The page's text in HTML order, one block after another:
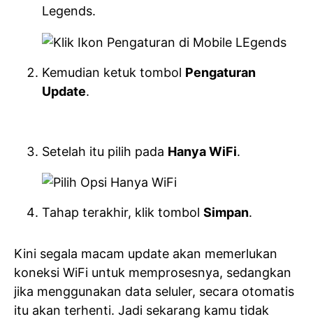
Legends.
Kemudian ketuk tombol Pengaturan
Update.
Setelah itu pilih pada Hanya WiFi.
Tahap terakhir, klik tombol Simpan.
Kini segala macam update akan memerlukan
koneksi WiFi untuk memprosesnya, sedangkan
jika menggunakan data seluler, secara otomatis
itu akan terhenti. Jadi sekarang kamu tidak